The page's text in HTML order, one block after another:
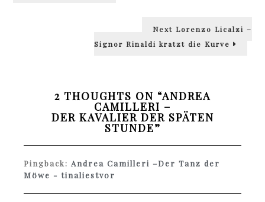
Next Next
Lorenzo Licalzi –
Signor Rinaldi kratzt die Kurve
2 THOUGHTS ON “ANDREA
CAMILLERI –
DER KAVALIER DER SPÄTEN
STUNDE”
Pingback:Andrea Camilleri –Der Tanz der
Möwe - tinaliestvor